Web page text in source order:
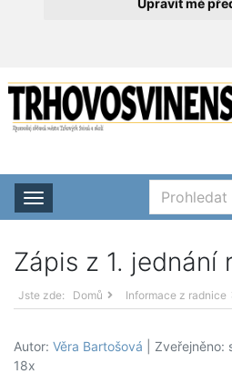
Upravit mé
Rozbalit nabídku
Zápis z 1. jednání
Jste zde: Domů Informace z radnice
Autor: Věra Bartošová | Zveřejněno:
18x